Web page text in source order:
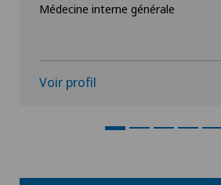
Médecine interne générale
Voir profil